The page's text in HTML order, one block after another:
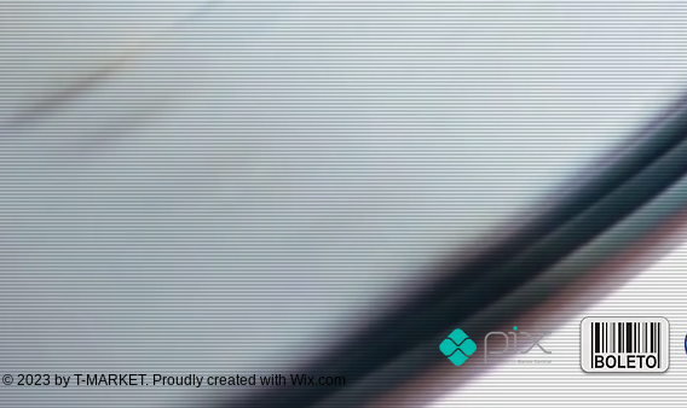
© 2023 by T-MARKET. Proudly created withWix.com